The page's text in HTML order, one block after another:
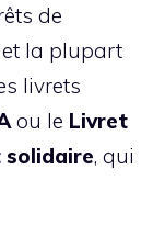
de
et la plupart
livrets
ou le Livret
solidaire, qui